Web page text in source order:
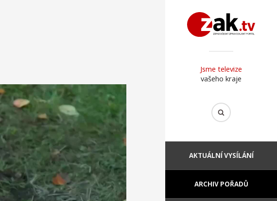
Jsme televize
vašeho kraje
AKTUÁLNÍ VYSÍLÁNÍ
ARCHIV POŘADŮ